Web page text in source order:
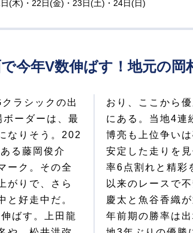
(木)・22日(金)・23日(土)・24日(日)
今年V数伸ばす！地元の岡
ラシックの出
ーダーは、最
なりそう。202
る藤岡俊介
ーク。その全
がりで、さら
と好走中だ。
ばす。上田龍
る実力は十分
性抜群の佐藤
臣は変わらず
袋義則は勝
太も3月宮島
元A1級の岡村
に岡村は2025
と好調で、当